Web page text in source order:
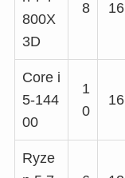
800X
3D
8 16
Core i
5-144
00
1
0
16
Ryze